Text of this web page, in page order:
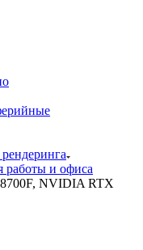
работы и офиса
8700F, NVIDIA RTX